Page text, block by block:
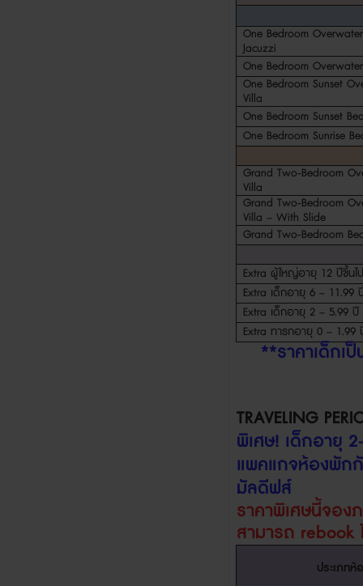
One Bedroom
Jacuzzi
One Bedroom
One Bedroom Sunset
Villa
One Bedroom Sunset
One Bedroom Sunrise
Grand Two-Bedroom
Villa
Grand Two-Bedroom
Villa – With Slide
Grand Two-Bedroom
Extra ผู้ใหญ่อายุ 12 ปีขึ้นไป
Extra เด็กอายุ 6 – 11.99
Extra เด็กอายุ 2 – 5.99 ปี
Extra ทารกอายุ 0 – 1.99
**ราคาเด็กเ
TRAVELING
พิเศษ! เด็กอายุ
แพคแกจห้องพั
มัลดีฟส์
ราคาพิเศษนี้จอง
สามารถ rebook
ประเภทห้